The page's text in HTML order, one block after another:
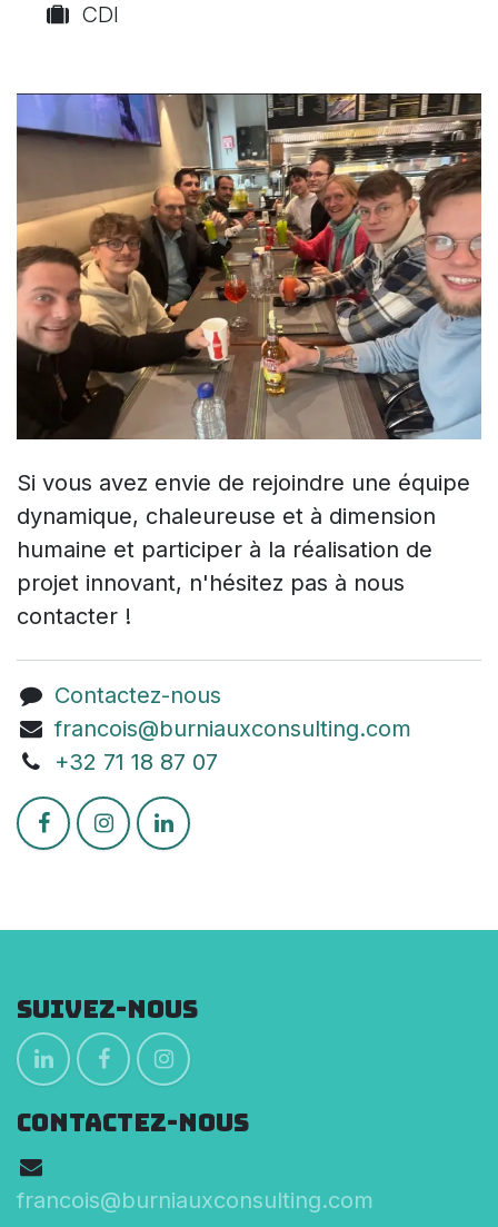
CDI
Si vous avez envie de rejoindre une équipe
dynamique, chaleureuse et à dimension
humaine et participer à la réalisation de
projet innovant, n'hésitez pas à nous
contacter !
Contactez-nous
francois@burniauxconsulting.com
+32 71 18 87 07
Suivez-nous
CONTACTEZ-NOUS
francois@burniauxconsulting.com